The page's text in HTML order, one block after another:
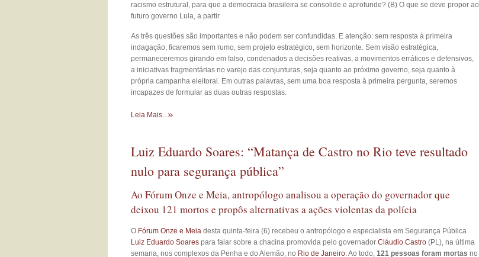
racismo estrutural, para que a democracia brasileira se consolide e aprofunde? (B) O que se deve propor ao
futuro governo Lula, a partir
As três questões são importantes e não podem ser confundidas. E atenção: sem resposta à primeira
indagação, ficaremos sem rumo, sem projeto estratégico, sem horizonte. Sem visão estratégica,
permaneceremos girando em falso, condenados a decisões reativas, a movimentos erráticos e defensivos,
a iniciativas fragmentárias no varejo das conjunturas, seja quanto ao próximo governo, seja quanto à
própria campanha eleitoral. Em outras palavras, sem uma boa resposta à primeira pergunta, seremos
incapazes de formular as duas outras respostas.
Leia Mais...»
Luiz Eduardo Soares: “Matança de Castro no Rio teve resultado
nulo para segurança pública”
Ao Fórum Onze e Meia, antropólogo analisou a operação do governador que
deixou 121 mortos e propôs alternativas a ações violentas da polícia
O Fórum Onze e Meia desta quinta-feira (6) recebeu o antropólogo e especialista em Segurança Pública
Luiz Eduardo Soares para falar sobre a chacina promovida pelo governador Cláudio Castro(PL), na última
semana, nos complexos da Penha e do Alemão, no Rio de Janeiro. Ao todo,121 pessoas foram mortasno